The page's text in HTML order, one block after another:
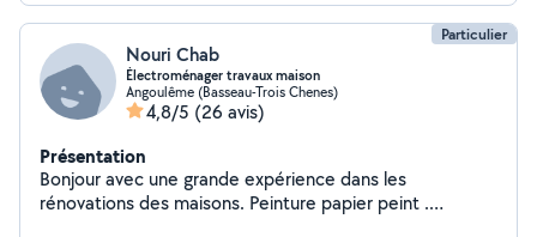
Particulier
Nouri Chab
Électroménager travaux maison
Angoulême (Basseau-Trois Chenes)
4,8/5 (26 avis)
Présentation
Bonjour avec une grande expérience dans les
rénovations des maisons. Peinture papier peint .